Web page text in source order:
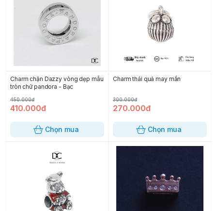
Charm chặn Dazzy vòng dẹp mẫu
tròn chữ pandora - Bạc
450.000đ
410.000đ
Chọn mua
Charm thái quả may mắn
300.000đ
270.000đ
Chọn mua